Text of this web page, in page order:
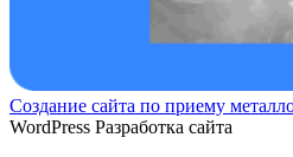
Создание сайта по приему
WordPress Разработка сайта